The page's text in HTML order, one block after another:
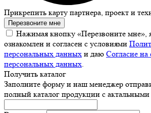
Прикрепить карту партнера, проект и
Перезвоните мне
Нажимая кнопку «Перезвоните мне»,
ознакомлен и согласен с условиями
персональных данных и даю Согласие на
персональных данных
Получить каталог
Заполните форму и наш менеджер
полный каталог продукции с